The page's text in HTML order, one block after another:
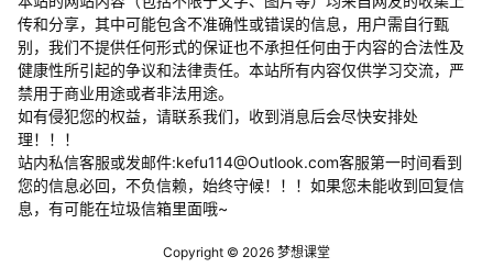
别，我们不提供任何形式的保证也不承担任何由于内容的合法性及
健康性所引起的争议和法律责任。本站所有内容仅供学习交流，严
禁用于商业用途或者非法用途。
​如有侵犯您的权益，请联系我们，收到消息后会尽快安排处
理！！！
站内私信客服或发邮件:kefu114@Outlook.com客服第一时间看到
您的信息必回，不负信赖，始终守候！！！如果您未能收到回复信
息，有可能在垃圾信箱里面哦~
Copyright © 2026
查询 25 次，耗时 0.5994 秒